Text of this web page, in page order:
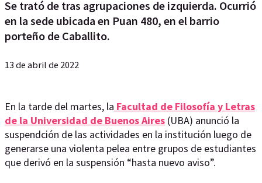
Se trató de tras agrupaciones de izquierda. Ocurrió
en la sede ubicada en Puan 480, en el barrio
porteño de Caballito.
13 de abril de 2022
En la tarde del martes, la Facultad de Filosofía y Letras
de la Universidad de Buenos Aires (UBA) anunció la
suspendción de las actividades en la institución luego de
generarse una violenta pelea entre grupos de estudiantes
que derivó en la suspensión “hasta nuevo aviso”.